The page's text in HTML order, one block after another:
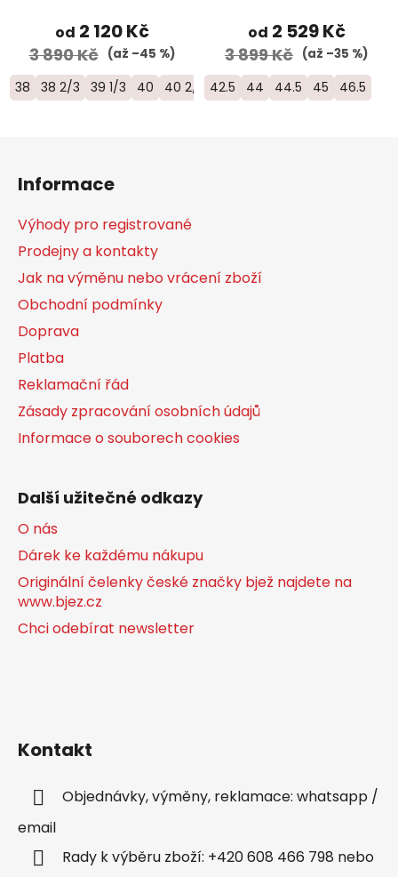
od 2 120 Kč
3 890 Kč (až –45 %)
38 38 2/3 39 1/3 40 40 2/3 41 1/3
od 2 529 Kč
3 899 Kč (až –35 %)
42.5 44 44.5 45 46.5
Informace
Výhody pro registrované
Prodejny a kontakty
Jak na výměnu nebo vrácení zboží
Obchodní podmínky
Doprava
Platba
Reklamační řád
Zásady zpracování osobních údajů
Informace o souborech cookies
Další užitečné odkazy
O nás
Dárek ke každému nákupu
Originální čelenky české značky bjež najdete na
www.bjez.cz
Chci odebírat newsletter
Kontakt
Objednávky, výměny, reklamace: whatsapp /
email
Rady k výběru zboží: +420 608 466 798 nebo